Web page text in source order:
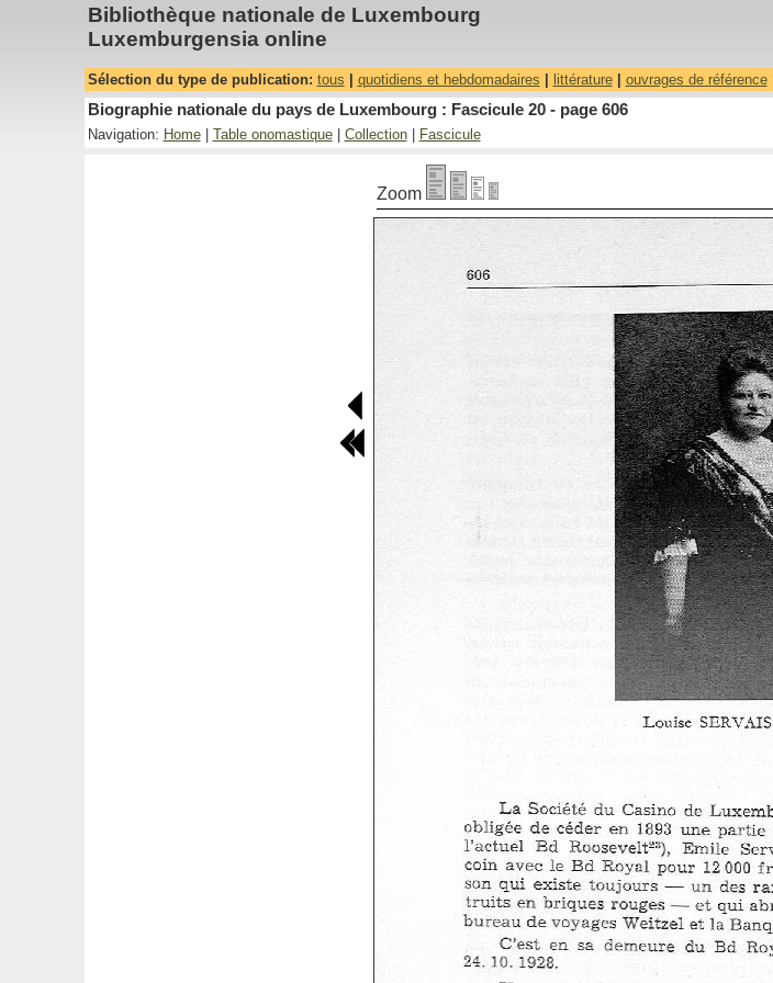
Bibliothèque nationale de Luxembourg
Luxemburgensia online
Sélection du type de publication: tous quotidiens et hebdomadaires littérature| ouvrages de référence|
Biographie nationale du pays de Luxembourg : Fascicule 20 - page 606
Navigation: Home| Table onomastique| Collection| Fascicule
Zoom